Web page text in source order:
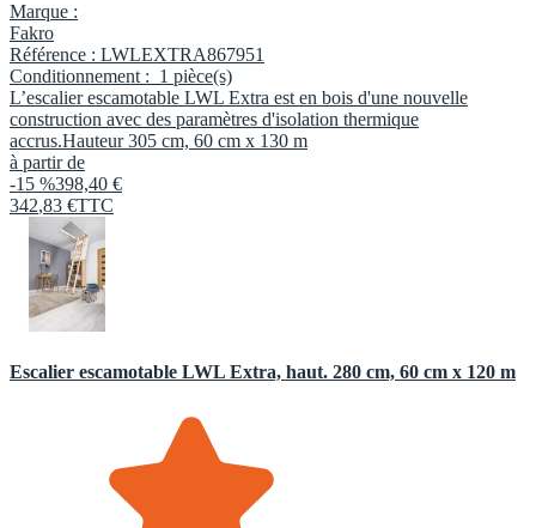
Marque :
Fakro
Référence : LWLEXTRA867951
Conditionnement : 1 pièce(s)
L’escalier escamotable LWL Extra est en bois d'une nouvelle
construction avec des paramètres d'isolation thermique
accrus.Hauteur 305 cm, 60 cm x 130 m
à partir de
-15 %398,40 €
342,83 €TTC
Escalier escamotable LWL Extra, haut. 280 cm, 60 cm x 120 m